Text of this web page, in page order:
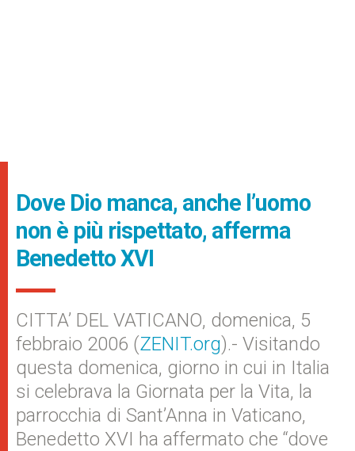
Dove Dio manca, anche l’uomo
non è più rispettato, afferma
Benedetto XVI
CITTA’ DEL VATICANO, domenica, 5
febbraio 2006 (ZENIT.org).- Visitando
questa domenica, giorno in cui in Italia
si celebrava la Giornata per la Vita, la
parrocchia di Sant’Anna in Vaticano,
Benedetto XVI ha affermato che “dove